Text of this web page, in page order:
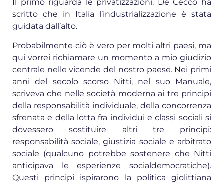
Il primo riguarda le privatizzazioni. De Cecco ha
scritto che in Italia l’industrializzazione è stata
guidata dall’alto.
Probabilmente ciò è vero per molti altri paesi, ma
qui vorrei richiamare un momento a mio giudizio
centrale nelle vicende del nostro paese. Nei primi
anni del secolo scorso Nitti, nel suo Manuale,
scriveva che nelle società moderna ai tre principi
della responsabilità individuale, della concorrenza
sfrenata e della lotta fra individui e classi sociali si
dovessero sostituire altri tre principi:
responsabilità sociale, giustizia sociale e arbitrato
sociale (qualcuno potrebbe sostenere che Nitti
anticipava le esperienze socialdemocratiche).
Questi principi ispirarono la politica giolittiana